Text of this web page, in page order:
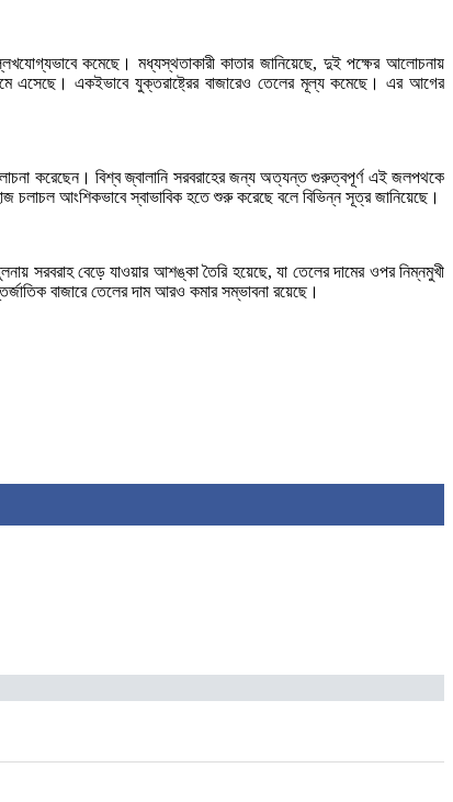
কমেছে। মধ্যস্থতাকারী কাতার জানিয়েছে, দুই পক্ষের আলোচনায়
এসেছে। একইভাবে যুক্তরাষ্ট্রের বাজারেও তেলের মূল্য কমেছে। এর আগের
করেছেন। বিশ্ব জ্বালানি সরবরাহের জন্য অত্যন্ত গুরুত্বপূর্ণ এই জলপথকে
চলাচল আংশিকভাবে স্বাভাবিক হতে শুরু করেছে বলে বিভিন্ন সূত্র জানিয়েছে।
সরবরাহ বেড়ে যাওয়ার আশঙ্কা তৈরি হয়েছে, যা তেলের দামের ওপর নিম্নমুখী
বাজারে তেলের দাম আরও কমার সম্ভাবনা রয়েছে।